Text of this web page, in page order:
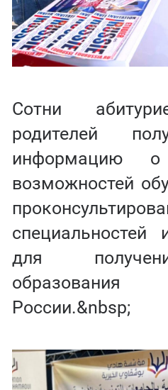
Сотни
родителей
информацию о
возможностей
специальностей
для
России.&nbsp;